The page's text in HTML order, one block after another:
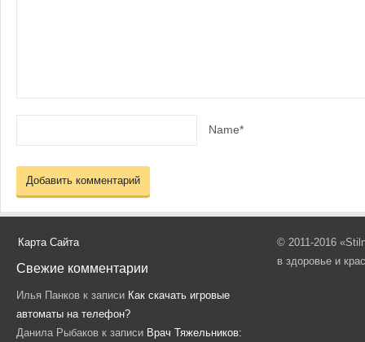
Name*
Карта Сайта
Свежие комментарии
Илья Панков к записи Как скачать игровые
автоматы на телефон?
Данила Рыбаков к записи Врач Тяжельников:
© 2011-2016
в здоровье и